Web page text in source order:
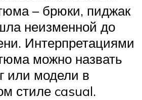
– брюки, пиджак
неизменной до
Интерпретациями
можно назвать
или модели в
стиле casual.